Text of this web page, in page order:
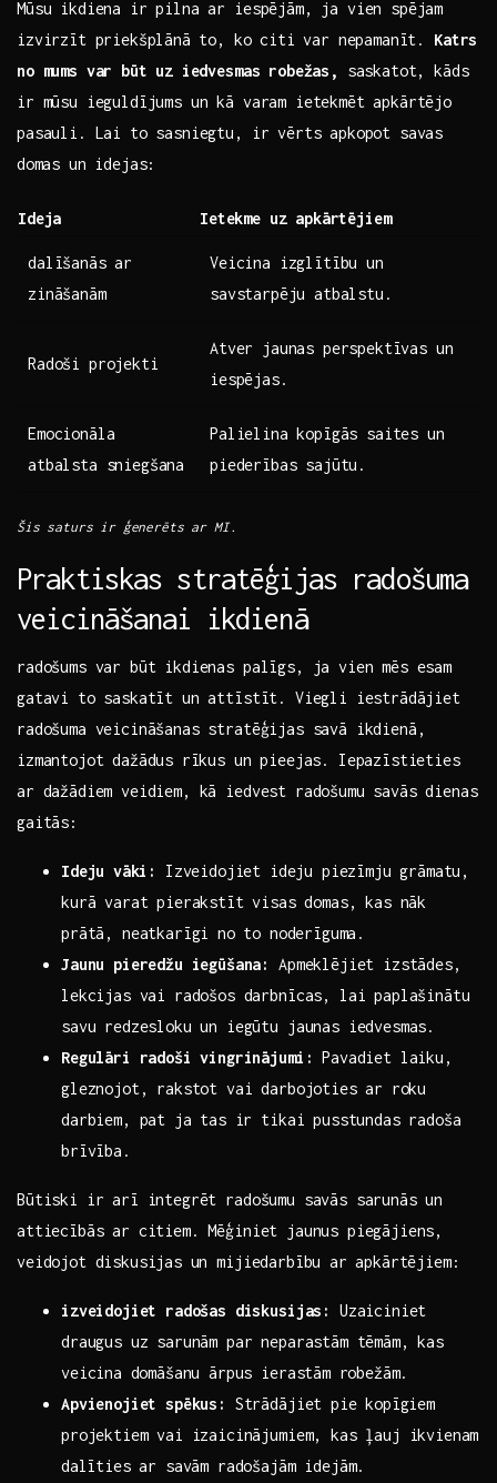
Mūsu ikdiena ir pilna ar iespējām, ja vien spējam
izvirzīt priekšplānā ⁢to, ko citi ⁣var nepamanīt. Katrs
no mums var būt⁣ uz iedvesmas robežas,
saskatot, kāds‍
ir ​mūsu ieguldījums un kā ‌varam ietekmēt apkārtējo
pasauli. Lai to sasniegtu, ir vērts apkopot savas
⁣domas un idejas:
Ideja Ietekme uz apkārtējiem
dalīšanās ar ​
zināšanām
Veicina izglītību ‌un
savstarpēju atbalstu.
Radoši projekti
Atver jaunas perspektīvas un
iespējas.
Emocionāla
atbalsta sniegšana
Palielina kopīgās saites un
piederības sajūtu.
Šis saturs ir ģenerēts ar MI.
Praktiskas stratēģijas radošuma
veicināšanai ikdienā
radošums var būt ikdienas palīgs, ja vien mēs esam
gatavi to saskatīt un attīstīt.​ Viegli iestrādājiet ​
radošuma veicināšanas stratēģijas savā ikdienā,
izmantojot dažādus⁢ rīkus un pieejas. Iepazīstieties
ar dažādiem veidiem, kā iedvest radošumu savās ‌dienas
gaitās:
Ideju⁢ vāki:
Izveidojiet⁣ ideju piezīmju grāmatu,
kurā varat pierakstīt visas⁢ domas, kas‌ nāk
prātā, neatkarīgi⁤ no to ⁢noderīguma.
Jaunu pieredžu iegūšana:
Apmeklējiet izstādes,
lekcijas vai radošos darbnīcas, ​lai paplašinātu
savu redzesloku un iegūtu jaunas iedvesmas.
Regulāri radoši vingrinājumi: Pavadiet laiku,
gleznojot, rakstot vai darbojoties⁢ ar roku
darbiem, pat ja⁣ tas ir tikai pusstundas radoša
‌brīvība.
Būtiski ir arī integrēt radošumu savās sarunās un
attiecībās ar citiem. Mēģiniet jaunus piegājiens,
veidojot diskusijas⁤ un mijiedarbību⁣ ar apkārtējiem:
izveidojiet radošas diskusijas:
Uzaiciniet
draugus uz ‌sarunām par neparastām tēmām, kas
‍veicina ⁢domāšanu ‌ārpus ierastām⁣ robežām.
Apvienojiet​ spēkus:
Strādājiet‌ pie⁤ kopīgiem
projektiem vai izaicinājumiem, kas ļauj ikvienam
⁤dalīties ar savām radošajām idejām.